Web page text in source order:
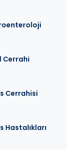
Cerrahi
Cerrahisi
Hastalıkları